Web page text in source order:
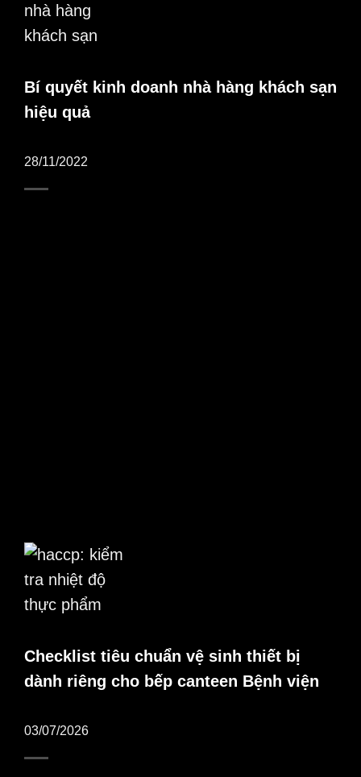
Bí quyết kinh doanh nhà hàng khách sạn
hiệu quả
28/11/2022
Checklist tiêu chuẩn vệ sinh thiết bị
dành riêng cho bếp canteen Bệnh viện
03/07/2026